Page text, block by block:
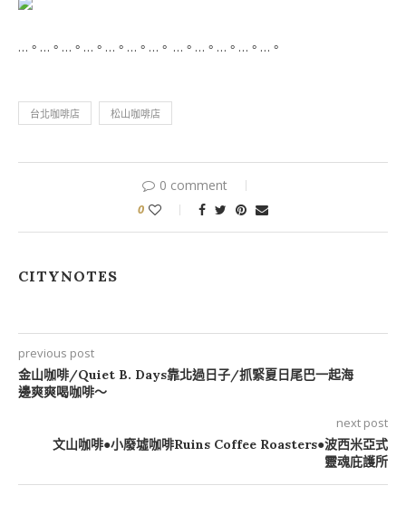
…。…。…。…。…。…。…。 …。…。…。…。…。
台北咖啡店 松山咖啡店
0 comment
0
CITYNOTES
previous post
金山咖啡/Quiet B. Days靠北過日子/抓緊夏日尾巴一起海
邊爽爽喝咖啡～
next post
文山咖啡●小廢墟咖啡Ruins Coffee Roasters●波西米亞式
靈魂庇護所